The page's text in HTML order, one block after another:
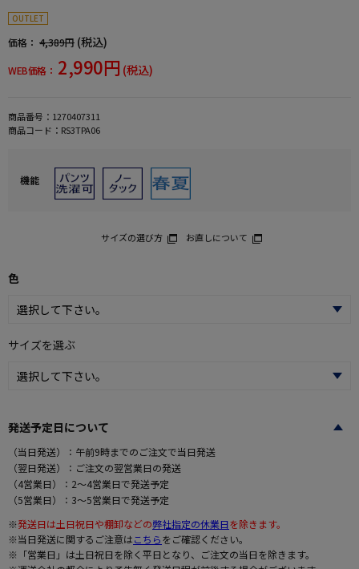
OUTLET
価格： 4,389円 (税込)
WEB価格： 2,990円 (税込)
商品番号： 1270407311
商品コード： RS3TPA06
機能
サイズの選び方 お直しについて
色
サイズを選ぶ
発送予定日について
（当日発送）：午前9時までのご注文で当日発送
（翌日発送）：ご注文の翌営業日の発送
（4営業日）：2～4営業日で発送予定
（5営業日）：3～5営業日で発送予定
※発送日は土日祝日や棚卸などの弊社指定の休業日を除きます。
※当日発送に関するご注意はこちらをご確認ください。
※「営業日」は土日祝日を除く平日となり、ご注文の当日を除きます。